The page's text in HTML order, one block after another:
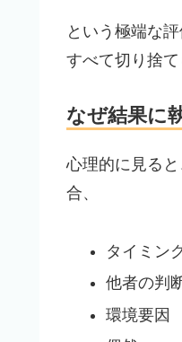
という極端な
すべて切り捨て
なぜ結果に
心理的に見る
合、
タイミン
他者の判
環境要因